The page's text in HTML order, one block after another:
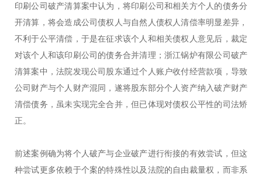
印刷公司破产清算案中认为，将印刷公司和相关方个人的债务分
开清算，将会造成公司债权人与自然人债权人清偿率明显差异，
不利于公平清偿，于是在征求该个人和相关债权人意见后，裁定
对该个人和该印刷公司的债务合并清理；浙江锅炉有限公司破产
清算案中，法院发现公司股东通过个人账户收付经营款项，导致
公司财产与个人财产混同，遂将股东部分个人资产纳入破产财产
清偿债务，虽未实现完全合并，但已体现对债权公平性的司法矫
正。
前述案例确为将个人破产与企业破产进行衔接的有效尝试，但这
种尝试更多依赖于个案的特殊性以及法院的自由裁量权，而非系